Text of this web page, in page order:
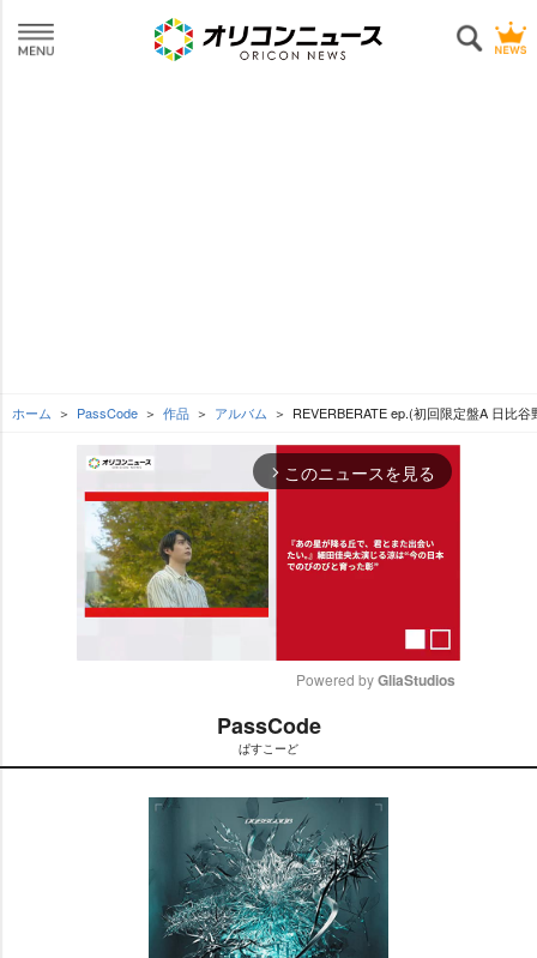
ホーム PassCode 作品 アルバム REVERBERATE ep.(初回限定盤A 日比
arrow_forward_ios このニュースを見る
t
e
Powered by GliaStudios
PassCode
ぱすこーど